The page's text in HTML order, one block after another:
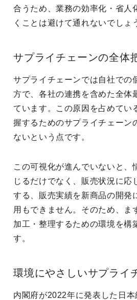
合うため、業務の効率化・省人
くことは避けて通れないでしょ
サプライチェーンの全体
サプライチェーンでは自社での
方で、各社の連携を含めた全体
ています。この原因を占めてい
握するためのサプライチェーン
ないという点です。
この可視化が進んでいないと、
じるだけでなく、販売状況に応
する、販売実績を新商品の開発
用もできません。そのため、ま
加工・整理するための環境を構
す。
環境にやさしいサプライ
内閣府が2022年に発表した日